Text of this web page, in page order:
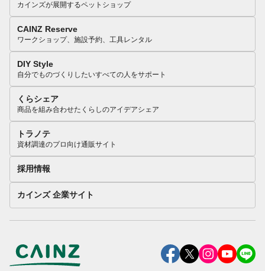
カインズが展開するペットショップ
CAINZ Reserve
ワークショップ、施設予約、工具レンタル
DIY Style
自分でものづくりしたいすべての人をサポート
くらシェア
商品を組み合わせたくらしのアイデアシェア
トラノテ
資材調達のプロ向け通販サイト
採用情報
カインズ 企業サイト